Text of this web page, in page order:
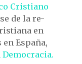
Cristiano
de la re-
en
España,